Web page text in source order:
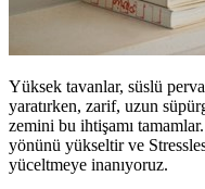
Yüksek tavanlar, süslü
yaratırken, zarif, uzun
zemini bu ihtişamı
yönünü yükseltir ve
yüceltmeye inanıyoruz.